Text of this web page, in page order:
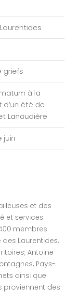
griefs
à la
été de
Lanaudière
juin
et des
et services
membres
Laurentides.
Antoine-
Pays-
ainsi que
proviennent des